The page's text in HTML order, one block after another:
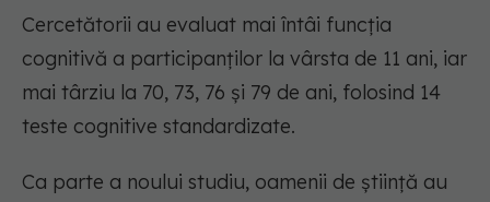
Cercetătorii au evaluat mai întâi funcția
cognitivă a participanților la vârsta de 11 ani, iar
mai târziu la 70, 73, 76 și 79 de ani, folosind 14
teste cognitive standardizate.
Ca parte a noului studiu, oamenii de știință au